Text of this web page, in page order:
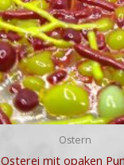
Ostern
Osterei mit opaken